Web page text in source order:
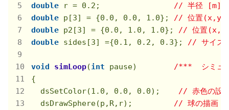
double r = 0.2 ; // 半径 [m]
double p[3] = {0.0 , 0.0 , 1.0}; // 位置
double p2[3] = {0.0 , 1.0 , 1.0}; // 位置
double sides[3] ={0.1 , 0.2 , 0.3}; // サイ
void simLoop(int pause)
/***  シミュ
{
  dsSetColor(
1.0 , 0.0 , 0.0); // 赤色の設定
  dsDrawSphere(p,R,r);
// 球の描画